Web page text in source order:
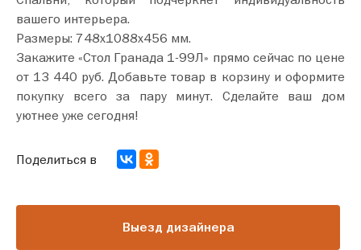
вашего интерьера.
Размеры: 748х1088х456 мм.
Закажите «Стол Гранада 1-99Л» прямо сейчас по цене
от 13 440 руб. Добавьте товар в корзину и оформите
покупку всего за пару минут. Сделайте ваш дом
уютнее уже сегодня!
Выезд дизайнера
Поделиться в